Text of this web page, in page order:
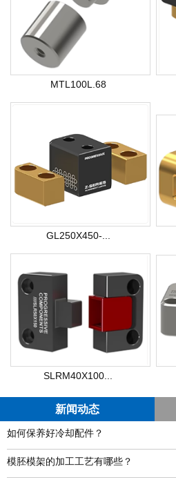
MTL100L.68
GL250X450-...
SLRM40X100...
新闻动态
如何保养好冷却配件？
模胚模架的加工工艺有哪些？